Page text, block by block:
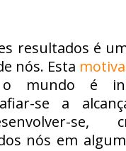
resultados é
nós. Esta
o mundo é
se a
se,
nós em